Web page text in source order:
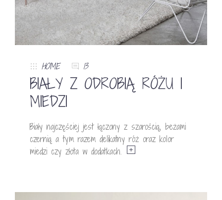
HOME 13
BIAŁY Z ODROBIĄ RÓŻU I
MIEDZI
Biały najczęściej jest łączony z szarością, beżami
czernią a tym razem delikatny róż oraz kolor
miedzi czy złota w dodatkach.